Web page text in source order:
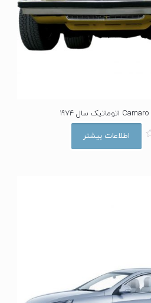
اطلاعات بیشتر